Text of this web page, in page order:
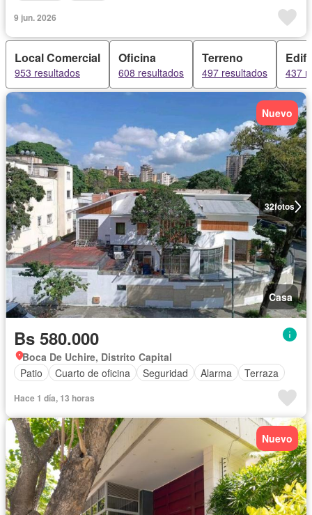
9 jun. 2026
Local Comercial
953 resultados
Oficina
608 resultados
Terreno
497 resultados 437
32fotos
Nuevo
Casa
Bs 580.000
Boca De Uchire, Distrito Capital
Patio
Cuarto de oficina Seguridad Alarma Terraza
Hace 1 día, 13 horas
Nuevo